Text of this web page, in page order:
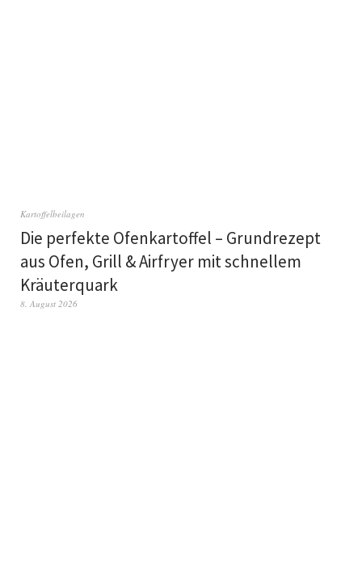
Kartoffelbeilagen
Die perfekte Ofenkartoffel – Grundrezept
aus Ofen, Grill & Airfryer mit schnellem
Kräuterquark
8. August 2026